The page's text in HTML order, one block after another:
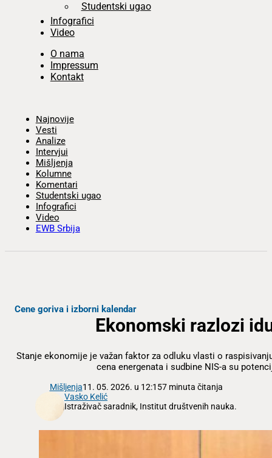
Studentski ugao
Infografici
Video
O nama
Impressum
Kontakt
Najnovije
Vesti
Analize
Intervjui
Mišljenja
Kolumne
Komentari
Studentski ugao
Infografici
Video
EWB Srbija
Cene goriva i izborni kalendar
Ekonomski razlozi
Stanje ekonomije je važan faktor za odluku vlasti o
cena energenata i sudbine NIS-a su
Mišljenja11. 05. 2026. u 12:157 minuta čitanja
Vasko Kelić
Istraživač saradnik, Institut društvenih nauka.